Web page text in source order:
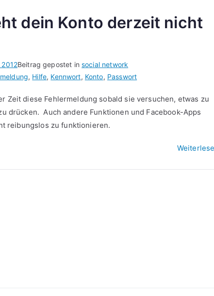
dein Konto derzeit nicht
Beitrag gepostet in social network
, Hilfe, Kennwort, Konto, Passwort
Zeit diese Fehlermeldung sobald sie versuchen, etwas zu
drücken. Auch andere Funktionen und Facebook-Apps
reibungslos zu funktionieren.